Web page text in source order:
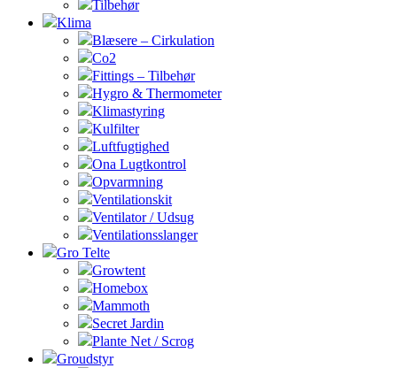
Tilbehør
Klima
Blæsere – Cirkulation
Co2
Fittings – Tilbehør
Hygro & Thermometer
Klimastyring
Kulfilter
Luftfugtighed
Ona Lugtkontrol
Opvarmning
Ventilationskit
Ventilator / Udsug
Ventilationsslanger
Gro Telte
Growtent
Homebox
Mammoth
Secret Jardin
Plante Net / Scrog
Groudstyr